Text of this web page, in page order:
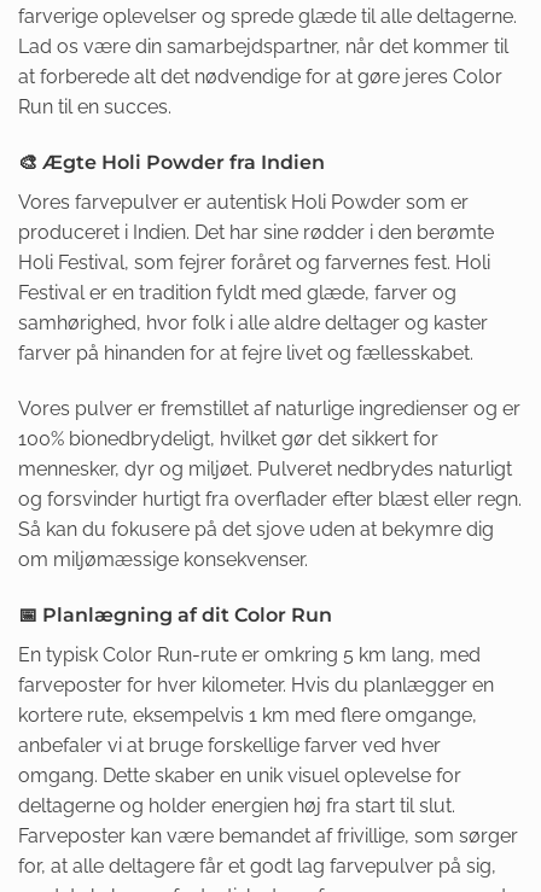
farverige oplevelser og sprede glæde til alle deltagerne.
Lad os være din samarbejdspartner, når det kommer til
at forberede alt det nødvendige for at gøre jeres Color
Run til en succes.
🎨 Ægte Holi Powder fra Indien
Vores farvepulver er autentisk Holi Powder som er
produceret i Indien. Det har sine rødder i den berømte
Holi Festival, som fejrer foråret og farvernes fest. Holi
Festival er en tradition fyldt med glæde, farver og
samhørighed, hvor folk i alle aldre deltager og kaster
farver på hinanden for at fejre livet og fællesskabet.
Vores pulver er fremstillet af naturlige ingredienser og er
100% bionedbrydeligt, hvilket gør det sikkert for
mennesker, dyr og miljøet. Pulveret nedbrydes naturligt
og forsvinder hurtigt fra overflader efter blæst eller regn.
Så kan du fokusere på det sjove uden at bekymre dig
om miljømæssige konsekvenser.
📅 Planlægning af dit Color Run
En typisk Color Run-rute er omkring 5 km lang, med
farveposter for hver kilometer. Hvis du planlægger en
kortere rute, eksempelvis 1 km med flere omgange,
anbefaler vi at bruge forskellige farver ved hver
omgang. Dette skaber en unik visuel oplevelse for
deltagerne og holder energien høj fra start til slut.
Farveposter kan være bemandet af frivillige, som sørger
for, at alle deltagere får et godt lag farvepulver på sig,